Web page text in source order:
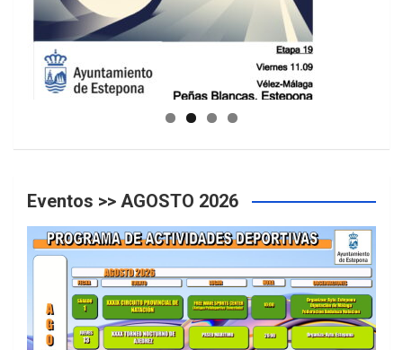
GUIA DE INSTALACIONES DEPORTIVAS
Eventos >> AGOSTO 2026